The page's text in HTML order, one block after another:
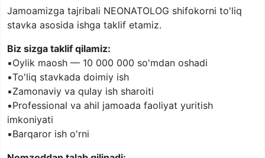
Jamoamizga tajribali NEONATOLOG shifokorni to'liq
stavka asosida ishga taklif etamiz.
Biz sizga taklif qilamiz:
▪️Oylik maosh — 10 000 000 so'mdan oshadi
▪️To'liq stavkada doimiy ish
▪️Zamonaviy va qulay ish sharoiti
▪️Professional va ahil jamoada faoliyat yuritish
imkoniyati
▪️Barqaror ish o'rni